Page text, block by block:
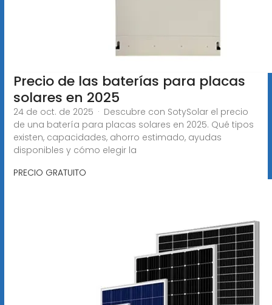
Precio de las baterías para placas
solares en 2025
24 de oct. de 2025 · Descubre con SotySolar el precio
de una batería para placas solares en 2025. Qué tipos
existen, capacidades, ahorro estimado, ayudas
disponibles y cómo elegir la
PRECIO GRATUITO